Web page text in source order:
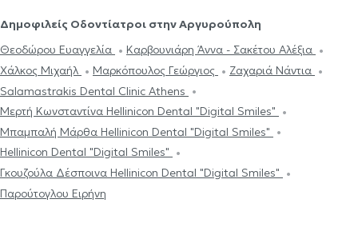
Δημοφιλείς Οδοντίατροι στην Αργυρούπολη
Θεοδώρου Ευαγγελία
Καρβουνιάρη Άννα - Σακέτου Αλέξια
Χάλκος Μιχαήλ
Μαρκόπουλος Γεώργιος
Ζαχαριά Νάντια
Salamastrakis Dental Clinic Athens
Μερτή Κωνσταντίνα Hellinicon Dental "Digital Smiles"
Μπαμπαλή Μάρθα Hellinicon Dental "Digital Smiles"
Hellinicon Dental "Digital Smiles"
Γκουζούλα Δέσποινα Hellinicon Dental "Digital Smiles"
Παρούτογλου Ειρήνη